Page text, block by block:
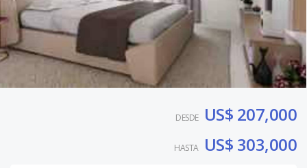
DESDE US$ 207,000
HASTA US$ 303,000